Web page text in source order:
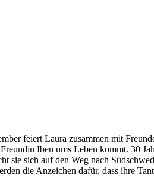
feiert Laura zusammen mit
Iben ums Leben kommt. 30
sie sich auf den Weg nach
die Anzeichen dafür, dass ihre